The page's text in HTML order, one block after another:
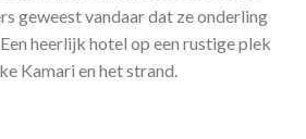
geweest vandaar dat ze onderling
heerlijk hotel op een rustige plek
Kamari en het strand.